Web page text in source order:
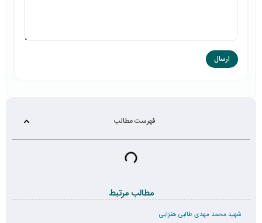
فهرست مطالب
مطالب مرتبط
شهید محمد مهدی طالبی هنزایی